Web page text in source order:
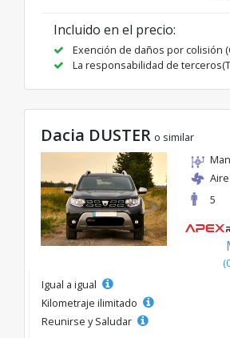
Incluido en el precio:
Exención de daños por colisión
La responsabilidad de
Dacia DUSTER o similar
5
Igual a igual
Kilometraje ilimitado
Reunirse y Saludar